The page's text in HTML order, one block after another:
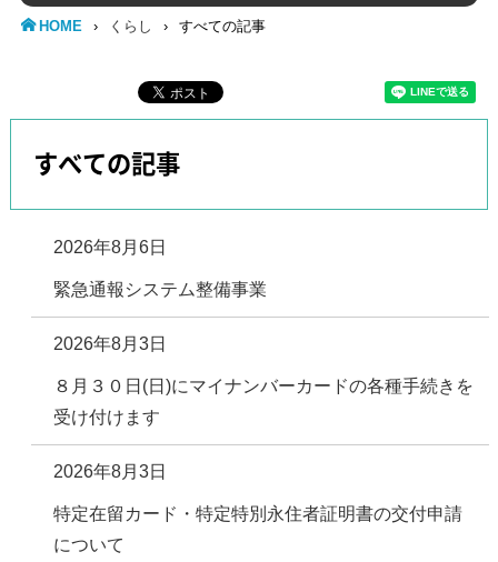
HOME › くらし › すべての記事
すべての記事
2026年8月6日
緊急通報システム整備事業
2026年8月3日
８月３０日(日)にマイナンバーカードの各種手続きを
受け付けます
2026年8月3日
特定在留カード・特定特別永住者証明書の交付申請
について